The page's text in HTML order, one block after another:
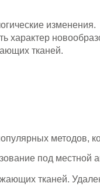
изменения.
характер
тканей.
методов,
под местной
тканей.